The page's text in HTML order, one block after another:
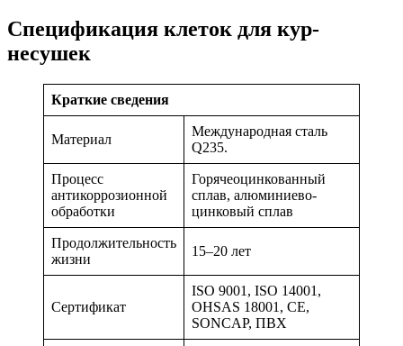
Спецификация клеток для кур-
несушек
Краткие сведения
Материал
Международная сталь
Q235.
Процесс
антикоррозионной
обработки
Горячеоцинкованный
сплав, алюминиево-
цинковый сплав
Продолжительность
жизни
15–20 лет
Сертификат
ISO 9001, ISO 14001,
OHSAS 18001, CE,
SONCAP, ПВХ